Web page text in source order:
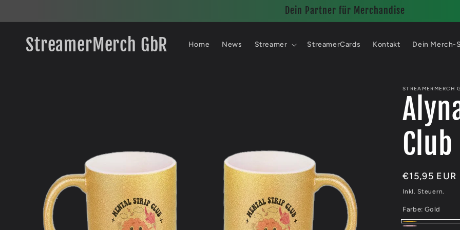
Inhalt
Dein Partner für Merchandise
StreamerMerch GbR Home News Streamer StreamerCards Kontakt Dein Merch-
STREAMERMERCH
Normaler
Preis
€15,95 EUR
Inkl. Steuern.
Farbe: Gold